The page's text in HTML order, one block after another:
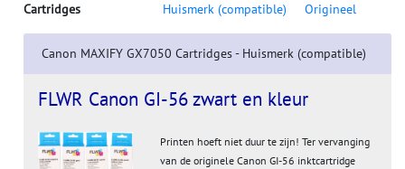
Cartridges
Huismerk (compatible) Origineel
Canon MAXIFY GX7050 Cartridges - Huismerk (compatible)
FLWR Canon GI-56 zwart en kleur
Printen hoeft niet duur te zijn! Ter vervanging
van de originele Canon GI-56 inktcartridge